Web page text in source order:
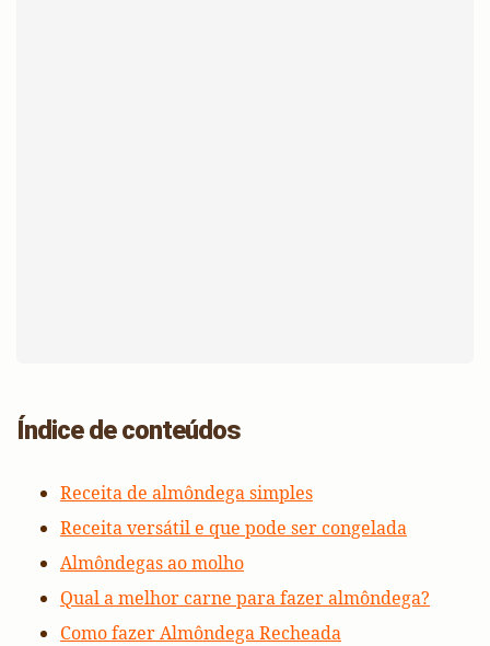
Índice de conteúdos
Receita de almôndega simples
Receita versátil e que pode ser congelada
Almôndegas ao molho
Qual a melhor carne para fazer almôndega?
Como fazer Almôndega Recheada